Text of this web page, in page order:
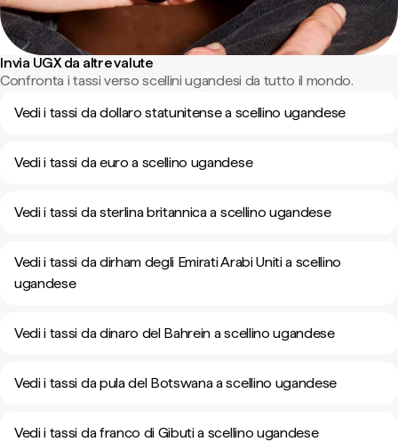
Invia UGX da altre valute
Confronta i tassi verso scellini ugandesi da tutto il mondo.
Vedi i tassi da dollaro statunitense a scellino ugandese
Vedi i tassi da euro a scellino ugandese
Vedi i tassi da sterlina britannica a scellino ugandese
Vedi i tassi da dirham degli Emirati Arabi Uniti a scellino
ugandese
Vedi i tassi da dinaro del Bahrein a scellino ugandese
Vedi i tassi da pula del Botswana a scellino ugandese
Vedi i tassi da franco di Gibuti a scellino ugandese